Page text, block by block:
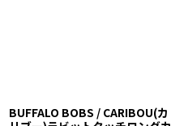
BUFFALO BOBS / CARIBOU(カ